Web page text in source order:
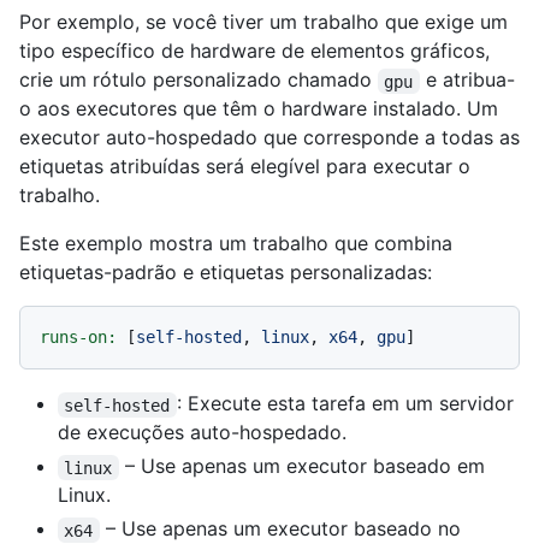
Por exemplo, se você tiver um trabalho que exige um
tipo específico de hardware de elementos gráficos,
crie um rótulo personalizado chamado
gpu
e atribua-
o aos executores que têm o hardware instalado. Um
executor auto-hospedado que corresponde a todas as
etiquetas atribuídas será elegível para executar o
trabalho.
Este exemplo mostra um trabalho que combina
etiquetas-padrão e etiquetas personalizadas:
runs-on: [self-hosted , linux, x64, gpu
self-hosted : Execute esta tarefa em um servidor
de execuções auto-hospedado.
linux
– Use apenas um executor baseado em
Linux.
x64
– Use apenas um executor baseado no